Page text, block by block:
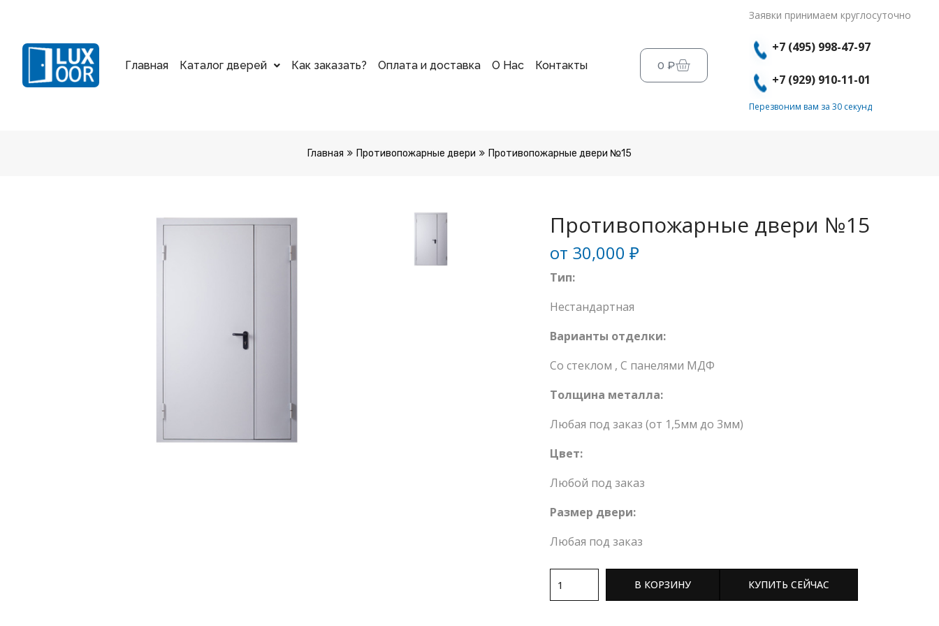
Главная Каталог дверей Как заказать? Оплата и доставка О Нас Контакты 0 ₽
Заявки принимаем круглосуточно
+7 (495) 998-47-97
+7 (929) 910-11-01
Перезвоним вам за 30 секунд
Главная Противопожарные двери Противопожарные двери №15
Противопожарные двери №15
от 30,000 ₽
Тип:
Нестандартная
Варианты отделки:
Со стеклом , С панелями МДФ
Толщина металла:
Любая под заказ (от 1,5мм до 3мм)
Цвет:
Любой под заказ
Размер двери:
Любая под заказ
В КОРЗИНУ КУПИТЬ СЕЙЧАС